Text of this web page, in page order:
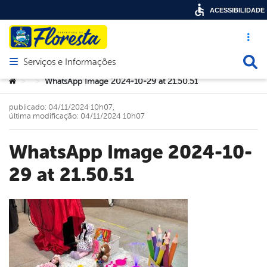
Acesso
Abrir menu principal de navegação
Serviços e Informações
Você está aqui:
> > WhatsApp Image 2024-10-29 at 21.50.51
WhatsApp Image 2024-10-
29 at 21.50.51
publicado: 04/11/2024 10h07,
última modificação: 04/11/2024 10h07
ACESSIBILIDADE